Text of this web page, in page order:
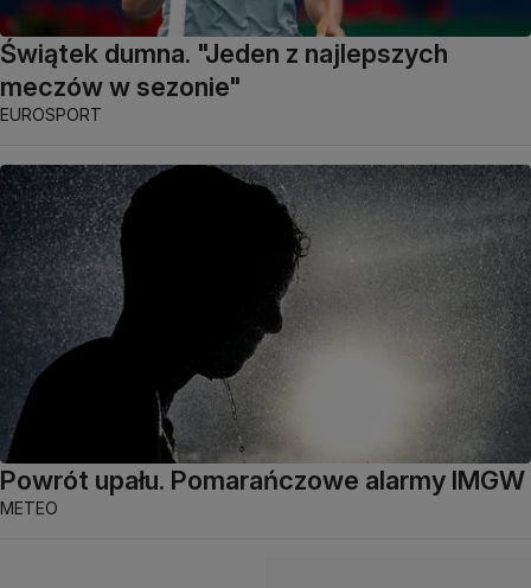
Świątek dumna. "Jeden z najlepszych
meczów w sezonie"
EUROSPORT
Powrót upału. Pomarańczowe alarmy IMGW
METEO